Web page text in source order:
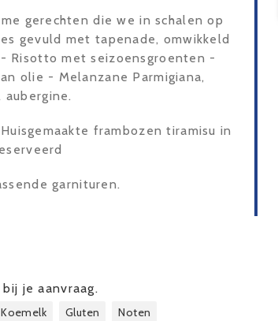
gerechten die we in schalen op
gevuld met tapenade, omwikkeld
- Risotto met seizoensgroenten -
olie - Melanzane Parmigiana,
frambozen tiramisu in
garnituren.
je aanvraag.
Koemelk Gluten
Noten